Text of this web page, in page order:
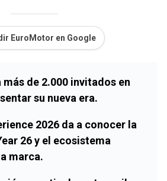
EuroMotor en Google
más de 2.000 invitados en
su nueva era.
2026 da a conocer la
26 y el ecosistema
marca.